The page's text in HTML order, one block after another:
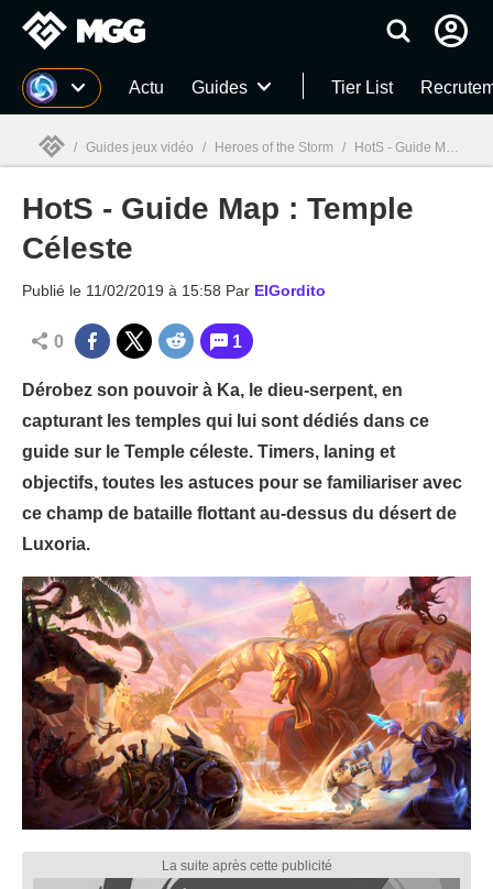
MGG Actu Guides Tier List
MGG
/ Guides jeux vidéo / Heroes of the Storm / HotS - Guide Map : Temple Céleste
HotS - Guide Map : Temple
Céleste
Publié le 11/02/2019 à 15:58 Par ElGordito
0 1
Dérobez son pouvoir à Ka, le dieu-serpent, en
capturant les temples qui lui sont dédiés dans ce
guide sur le Temple céleste. Timers, laning et
objectifs, toutes les astuces pour se familiariser avec
ce champ de bataille flottant au-dessus du désert de
Luxoria.